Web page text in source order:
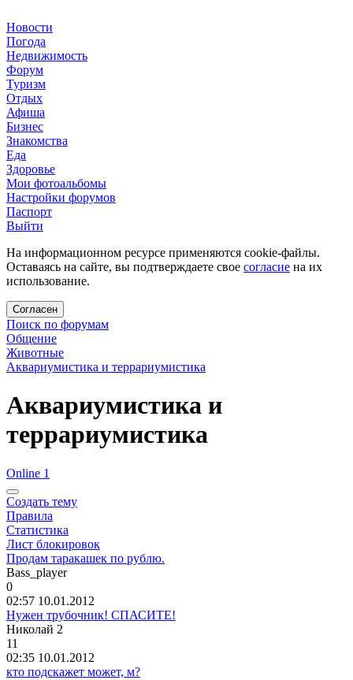
Новости
Погода
Недвижимость
Форум
Туризм
Отдых
Афиша
Бизнес
Знакомства
Еда
Здоровье
Мои фотоальбомы
Настройки форумов
Паспорт
Выйти
На информационном ресурсе применяются cookie-файлы.
Оставаясь на сайте, вы подтверждаете свое согласие на их
использование.
Согласен
Поиск по форумам
Общение
Животные
Аквариумистика и террариумистика
Аквариумистика и
террариумистика
Online 1
Создать тему
Правила
Статистика
Лист блокировок
Продам таракашек по рублю.
Bass_player
0
02:57 10.01.2012
Нужен трубочник! СПАСИТЕ!
Николай 2
11
02:35 10.01.2012
кто подскажет может, м?